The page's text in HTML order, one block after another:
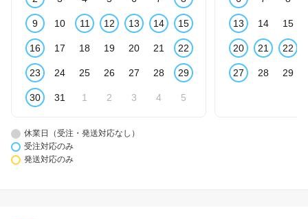
9 10 11 12 13 14 15
16 17 18 19 20 21 22
23 24 25 26 27 28 29
30 31 1 2 3 4 5
13 14 15
20 21 22
27 28 29
休業日（受注・発送対応なし）
受注対応のみ
発送対応のみ